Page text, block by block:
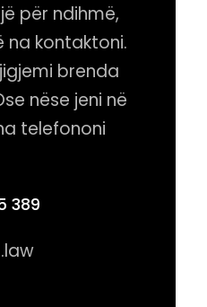
për ndihmë,
na kontaktoni.
brenda
nëse jeni në
telefononi
389